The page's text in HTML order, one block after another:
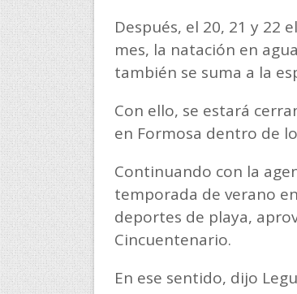
Después, el 20, 21 y 22
mes, la natación en
también se suma a la
Con ello, se estará
en Formosa dentro de
Continuando con la
temporada de verano
deportes de playa,
Cincuentenario.
En ese sentido, dijo